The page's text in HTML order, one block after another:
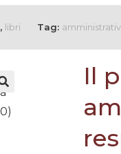
, libri Tag:
Il